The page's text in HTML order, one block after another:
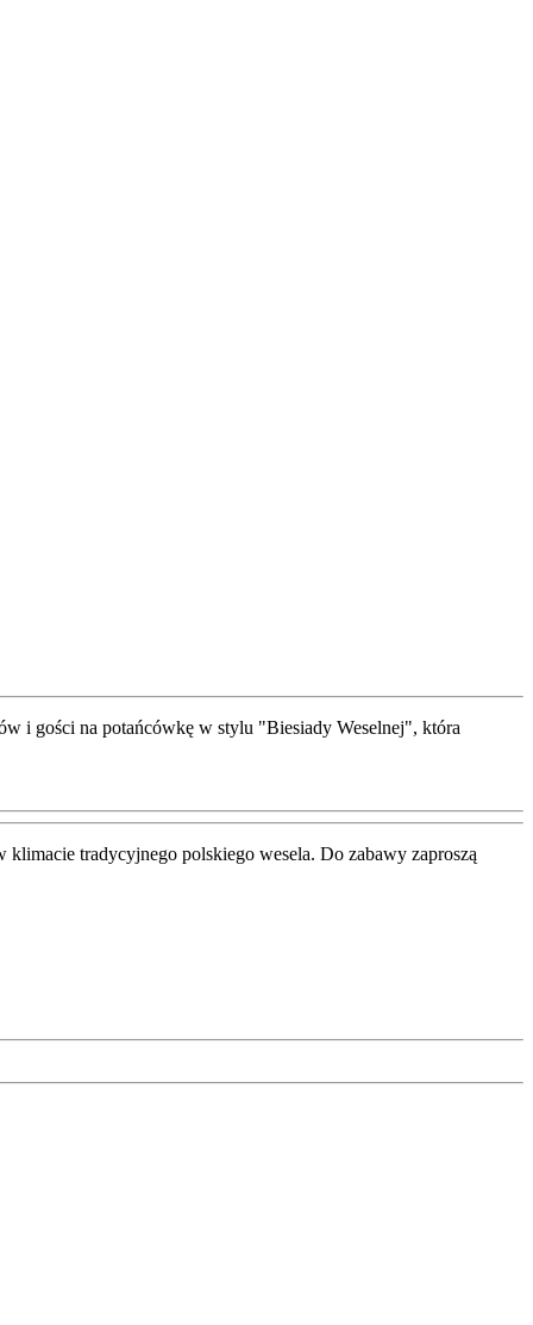
i gości na potańcówkę w stylu "Biesiady Weselnej", która
tradycyjnego polskiego wesela. Do zabawy zaproszą